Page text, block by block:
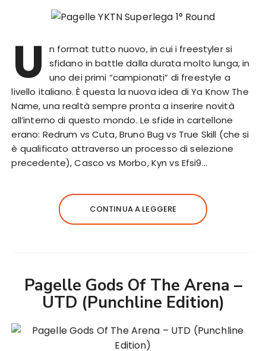
U
n format tutto nuovo, in cui i freestyler si
sfidano in battle dalla durata molto lunga, in
uno dei primi “campionati” di freestyle a
livello italiano. È questa la nuova idea di Ya Know The
Name, una realtà sempre pronta a inserire novità
all’interno di questo mondo. Le sfide in cartellone
erano: Redrum vs Cuta, Bruno Bug vs True Skill (che si
è qualificato attraverso un processo di selezione
precedente), Casco vs Morbo, Kyn vs Efsi9…
CONTINUA A LEGGERE
Pagelle Gods Of The Arena –
UTD (Punchline Edition)